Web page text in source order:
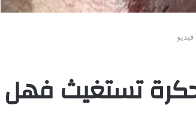
تستغيث فهل